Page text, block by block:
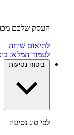
העסק שלכם
לתיאום שיחה
לעמוד המלא:
ביטוח נסיעות
לפי סוג נסיעה